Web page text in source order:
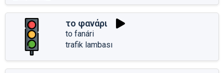
το φανάρι
to fanári
trafik lambası